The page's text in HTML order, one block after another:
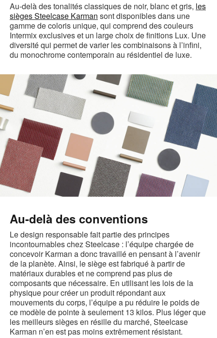
Au-delà des tonalités classiques de noir, blanc et gris, les
sièges Steelcase Karman sont disponibles dans une
gamme de coloris unique, qui comprend des couleurs
Intermix exclusives et un large choix de finitions Lux. Une
diversité qui permet de varier les combinaisons à l’infini,
du monochrome contemporain au résidentiel de luxe.
Au-delà des conventions
Le design responsable fait partie des principes
incontournables chez Steelcase : l’équipe chargée de
concevoir Karman a donc travaillé en pensant à l’avenir
de la planète. Ainsi, le siège est fabriqué à partir de
matériaux durables et ne comprend pas plus de
composants que nécessaire. En utilisant les lois de la
physique pour créer un produit répondant aux
mouvements du corps, l’équipe a pu réduire le poids de
ce modèle de pointe à seulement 13 kilos. Plus léger que
les meilleurs sièges en résille du marché, Steelcase
Karman n’en est pas moins extrêmement résistant.